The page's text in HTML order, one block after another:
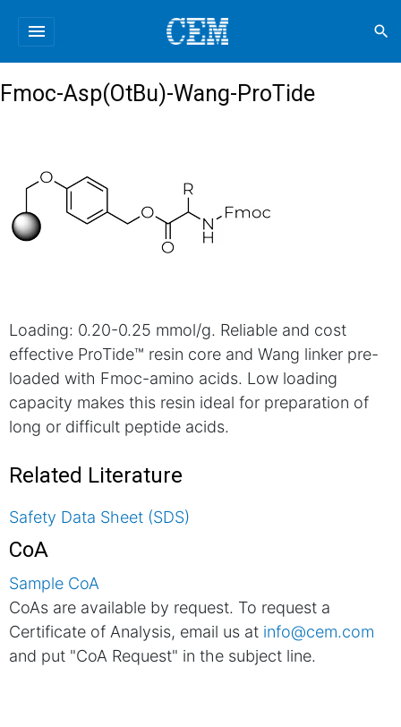
menu search
Fmoc-Asp(OtBu)-Wang-ProTide
Loading: 0.20-0.25 mmol/g. Reliable and cost
effective ProTide™ resin core and Wang linker pre-
loaded with Fmoc-amino acids. Low loading
capacity makes this resin ideal for preparation of
long or difficult peptide acids.
Related Literature
Safety Data Sheet (SDS)
CoA
Sample CoA
CoAs are available by request. To request a
Certificate of Analysis, email us at info@cem.com
and put "CoA Request" in the subject line.